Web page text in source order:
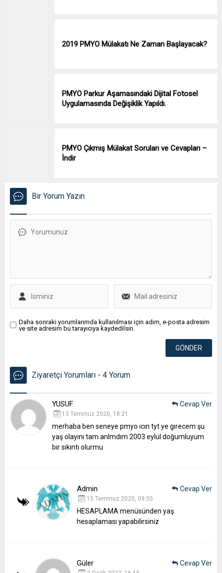
2019 PMYO Mülakatı Ne Zaman Başlayacak?
PMYO Parkur Aşamasındaki Dijital Fotosel
Uygulamasında Değişiklik Yapıldı.
PMYO Çıkmış Mülakat Soruları ve Cevapları –
İndir
Bir Yorum Yazın
Daha sonraki yorumlarımda kullanılması için adım, e-posta adresim
ve site adresim bu tarayıcıya kaydedilsin.
Ziyaretçi Yorumları - 4 Yorum
YUSUF
13 Temmuz 2020, 18:21
merhaba ben seneye pmyo ıcın tyt ye gırecem şu
yaş olayını tam anlmdım 2003 eylül doğumluyum
bır sıkıntı olurmu
Cevap Ver
Admin
15 Temmuz 2020, 09:55
HESAPLAMA menüsünden yaş
hesaplaması yapabilirsiniz
Cevap Ver
Güler Cevap Ver